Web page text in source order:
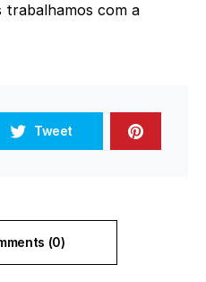
trabalhamos com a
Tweet
(0)